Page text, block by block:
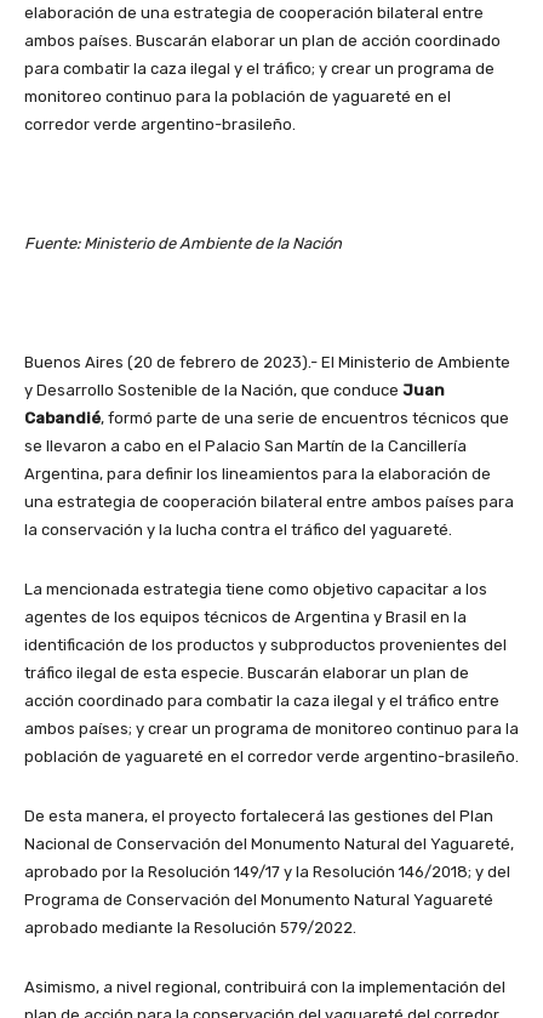
elaboración de una estrategia de cooperación bilateral entre
ambos países. Buscarán elaborar un plan de acción coordinado
para combatir la caza ilegal y el tráfico; y crear un programa de
monitoreo continuo para la población de yaguareté en el
corredor verde argentino-brasileño.
Fuente: Ministerio de Ambiente de la Nación
Buenos Aires (20 de febrero de 2023).- El Ministerio de Ambiente
y Desarrollo Sostenible de la Nación, que conduce Juan
Cabandié, formó parte de una serie de encuentros técnicos que
se llevaron a cabo en el Palacio San Martín de la Cancillería
Argentina, para definir los lineamientos para la elaboración de
una estrategia de cooperación bilateral entre ambos países para
la conservación y la lucha contra el tráfico del yaguareté.
La mencionada estrategia tiene como objetivo capacitar a los
agentes de los equipos técnicos de Argentina y Brasil en la
identificación de los productos y subproductos provenientes del
tráfico ilegal de esta especie. Buscarán elaborar un plan de
acción coordinado para combatir la caza ilegal y el tráfico entre
ambos países; y crear un programa de monitoreo continuo para la
población de yaguareté en el corredor verde argentino-brasileño.
De esta manera, el proyecto fortalecerá las gestiones del Plan
Nacional de Conservación del Monumento Natural del Yaguareté,
aprobado por la Resolución 149/17 y la Resolución 146/2018; y del
Programa de Conservación del Monumento Natural Yaguareté
aprobado mediante la Resolución 579/2022.
Asimismo, a nivel regional, contribuirá con la implementación del